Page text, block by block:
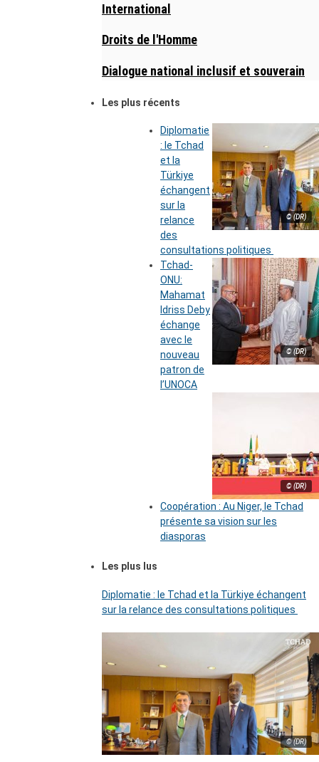
International
Droits de l'Homme
Dialogue national inclusif et souverain
Les plus récents
© (DR)
Diplomatie
: le Tchad
et la
Türkiye
échangent
sur la
relance
des
consultations politiques
© (DR)
Tchad-
ONU:
Mahamat
Idriss Deby
échange
avec le
nouveau
patron de
l’UNOCA
© (DR)
Coopération : Au Niger, le Tchad
présente sa vision sur les
diasporas
Les plus lus
Diplomatie : le Tchad et la Türkiye échangent
sur la relance des consultations politiques
© (DR)